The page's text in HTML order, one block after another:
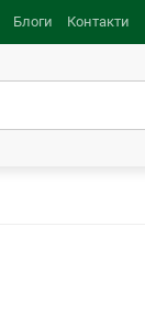
Блоги Контакти